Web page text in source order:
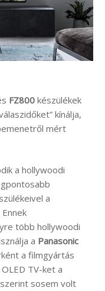
FZ800 készülékek
kínálja,
mért
a hollywoodi
a
több hollywoodi
a Panasonic
a filmgyártás
TV-ket a
sosem volt